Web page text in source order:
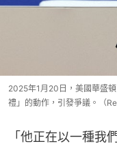
2025年1月20日，美國華盛
禮」的動作，引發爭議。（
「他正在以一種我